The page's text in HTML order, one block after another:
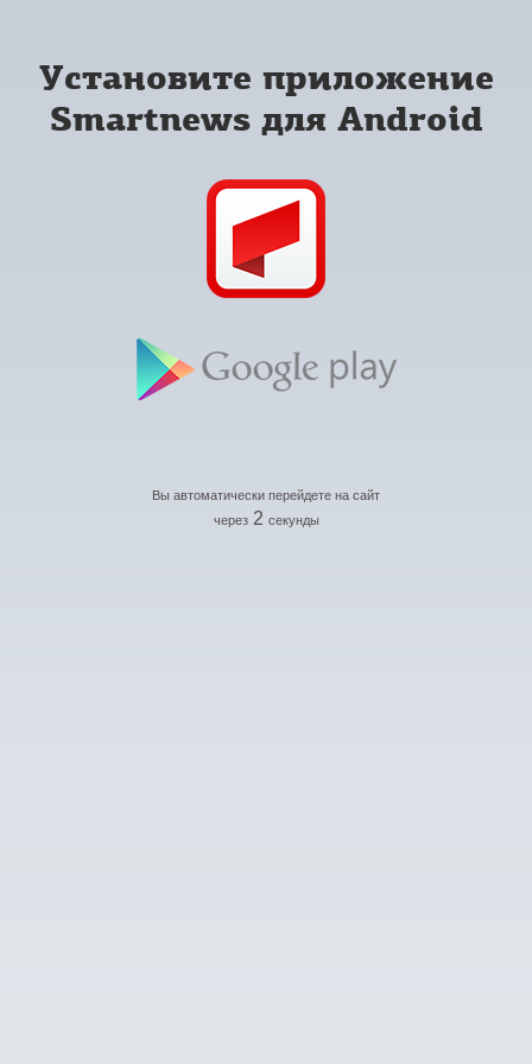
Установите приложение
Smartnews для Android
Вы автоматически перейдете на сайт
через 2 секунды